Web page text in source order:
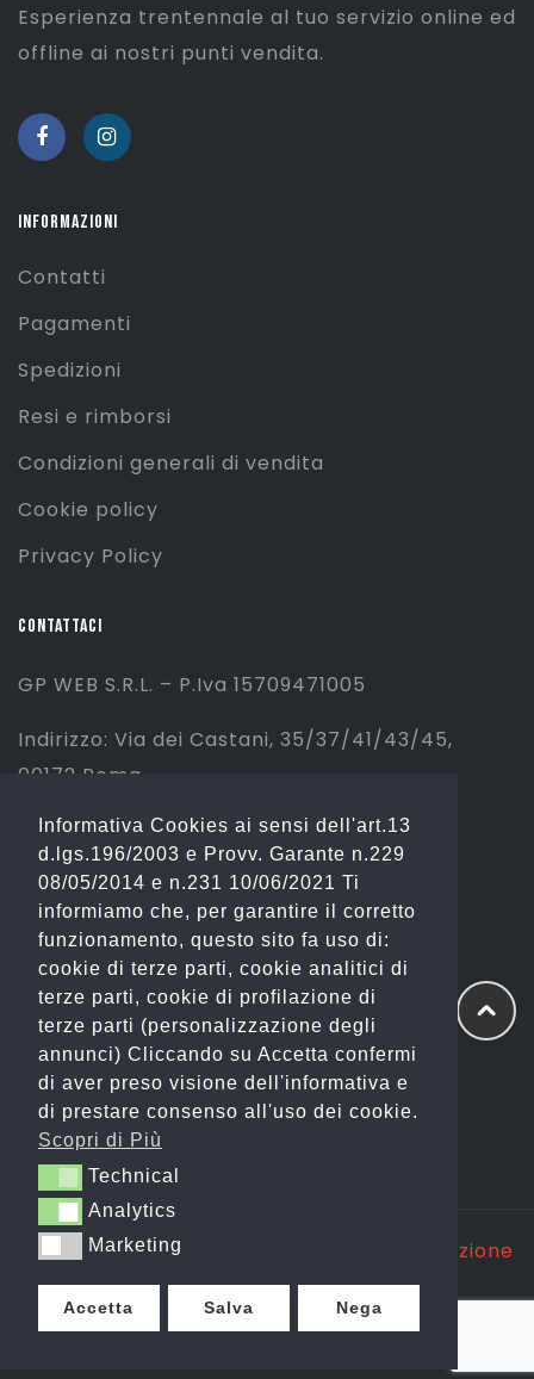
Esperienza trentennale al tuo servizio online ed
offline ai nostri punti vendita.
INFORMAZIONI
Contatti
Pagamenti
Spedizioni
Resi e rimborsi
Condizioni generali di vendita
Cookie policy
Privacy Policy
CONTATTACI
GP WEB S.R.L. – P.Iva 15709471005
Indirizzo: Via dei Castani, 35/37/41/43/45,
00172 Roma
Tel: 06 2310844 (Sport) – 06 23234353
(Fashion)
Email: info@gianostore.com
ORARI
Dal Lunedì al Venerdì 09:00-20:00.
Sabato 09:00-13:00 e 16:00-20:00.
Domenica Chiuso
Copyright @ 2025 GP WEB S.R.L. |
Realizzazione
Siti Web Itala
Informativa Cookies ai sensi dell'art.13
d.lgs.196/2003 e Provv. Garante n.229
08/05/2014 e n.231 10/06/2021 Ti
informiamo che, per garantire il corretto
funzionamento, questo sito fa uso di:
cookie di terze parti, cookie analitici di
terze parti, cookie di profilazione di
terze parti (personalizzazione degli
annunci) Cliccando su Accetta confermi
di aver preso visione dell'informativa e
di prestare consenso all'uso dei cookie.
Scopri di Più
TechnicalTechnical
AnalyticsAnalytics
MarketingMarketing
Accetta Salva Nega